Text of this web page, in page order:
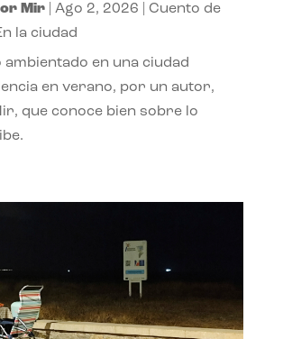
Mir| Ago 2, 2026
Cuento de
la ciudad
ambientado en una ciudad
en verano, por un autor,
que conoce bien sobre lo